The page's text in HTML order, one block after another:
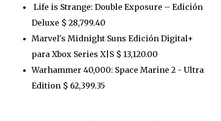
Life is Strange: Double Exposure – Edición
Deluxe $ 28,799.40
Marvel's Midnight Suns Edición Digital+
para Xbox Series X|S $ 13,120.00
Warhammer 40,000: Space Marine 2 - Ultra
Edition $ 62,399.35